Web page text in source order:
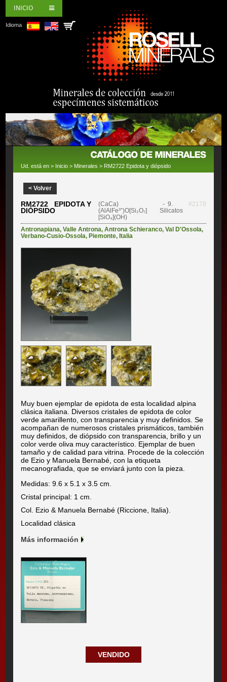
INICIO
Idioma
Ud. está en > Inicio > Minerales > RM2722 Epidota y diópsido
< Volver
RM2722 EPIDOTA Y
DIÓPSIDO
(CaCa)
(AlAlFe³⁺)O[Si₂O₇]
[SiO₄](OH)
- 9.
Silicatos
#2178
Antronapiana,Valle Antrona, Antrona Schieranco,Val D'Ossola,
Verbano-Cusio-Ossola,Piemonte,Italia
Muy buen ejemplar de epidota de esta localidad alpina
clásica italiana. Diversos cristales de epidota de color
verde amarillento, con transparencia y muy definidos. Se
acompañan de numerosos cristales prismáticos, también
muy definidos, de diópsido con transparencia, brillo y un
color verde oliva muy característico. Ejemplar de buen
tamaño y de calidad para vitrina. Procede de la colección
de Ezio y Manuela Bernabé, con la etiqueta
mecanografiada, que se enviará junto con la pieza.
Medidas: 9.6 x 5.1 x 3.5 cm.
Cristal principal: 1 cm.
Col. Ezio & Manuela Bernabé (Riccione, Italia).
Localidad clásica
Más información
VENDIDO